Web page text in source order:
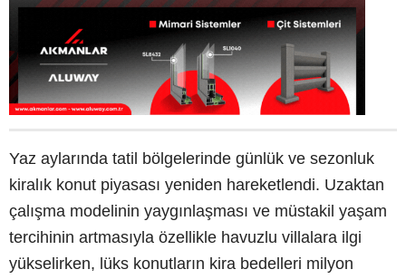
Yaz aylarında tatil bölgelerinde günlük ve sezonluk
kiralık konut piyasası yeniden hareketlendi. Uzaktan
çalışma modelinin yaygınlaşması ve müstakil yaşam
tercihinin artmasıyla özellikle havuzlu villalara ilgi
yükselirken, lüks konutların kira bedelleri milyon